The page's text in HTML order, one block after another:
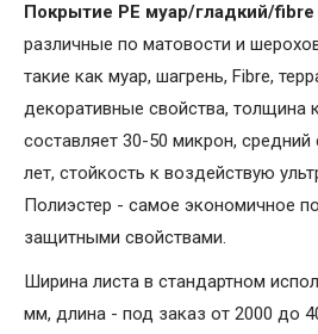
Покрытие PE муар/гладкий/
различные по матовости и
такие как муар, шагрень, Fibrе,
декоративные свойства, толщина
составляет 30-50 микрон, средний
лет, стойкость к воздействую
Полиэстер - самое экономичное
защитными свойствами.
Ширина листа в стандартном
мм, длина - под заказ от 2000 до